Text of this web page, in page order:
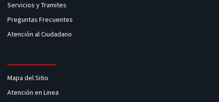
Servicios y Tramites
Preguntas Frecuentes
Atención al Ciudadano
Mapa del Sitio
Atención en Linea